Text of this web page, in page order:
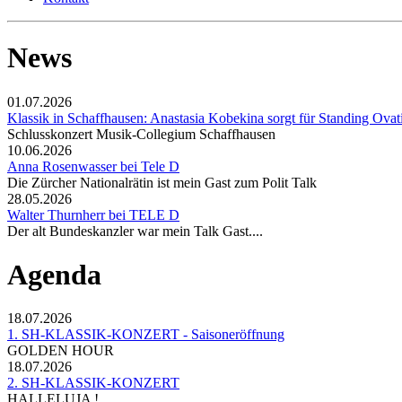
News
01.07.2026
Klassik in Schaffhausen: Anastasia Kobekina sorgt für Standing
Schlusskonzert Musik-Collegium Schaffhausen
10.06.2026
Anna Rosenwasser bei Tele D
Die Zürcher Nationalrätin ist mein Gast zum Polit Talk
28.05.2026
Walter Thurnherr bei TELE D
Der alt Bundeskanzler war mein Talk Gast....
Agenda
18.07.2026
1. SH-KLASSIK-KONZERT - Saisoneröffnung
GOLDEN HOUR
18.07.2026
2. SH-KLASSIK-KONZERT